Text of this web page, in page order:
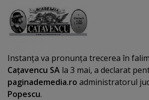
Instanţa va pronunţa trecerea în
Caţavencu SA la 3 mai, a declarat
paginademedia.ro administratorul
Popescu.